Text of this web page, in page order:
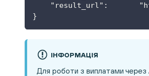
"result_url":
}
ІНФОРМАЦІЯ
Для роботи з виплатами